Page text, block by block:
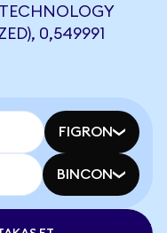
0,549991
FIGRON
BINCON